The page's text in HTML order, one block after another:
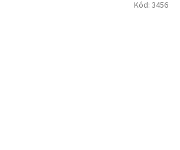
Kód: 3456